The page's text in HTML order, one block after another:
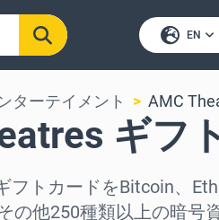
EN
ターテイメント AMC
ギフ
フトカードをBitcoin、
の他250種類以上の暗号